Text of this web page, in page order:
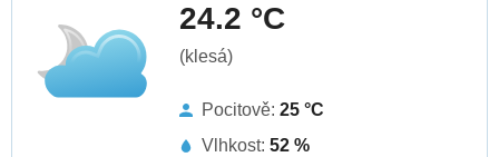
24.2 °C
(klesá)
Pocitově: 25 °C
Vlhkost: 52 %